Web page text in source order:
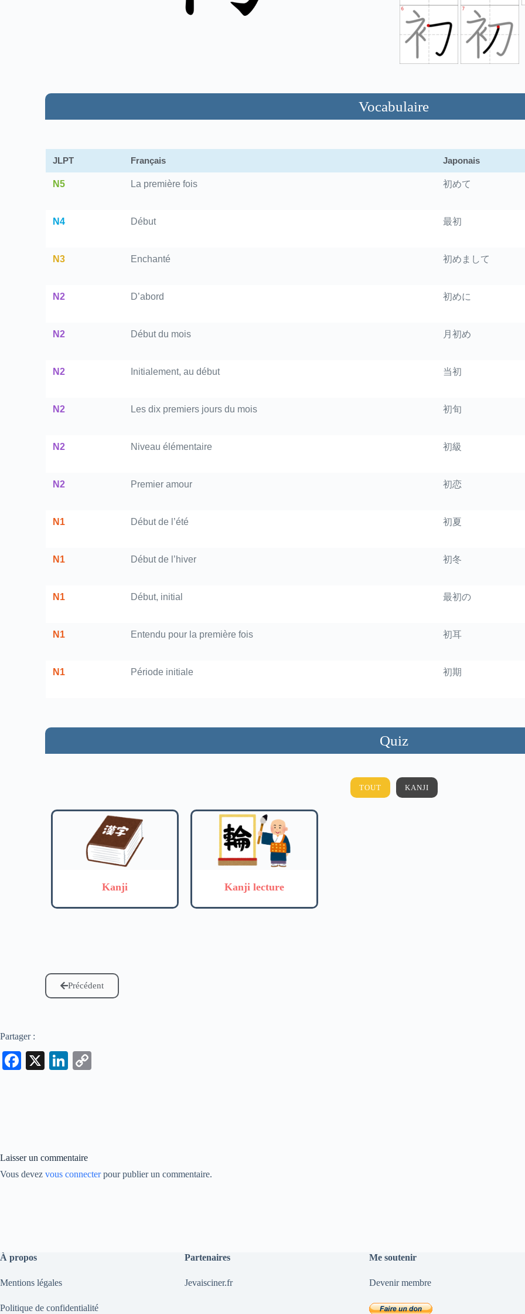
Vocabulaire
JLPT Français Japonais
N5 La première fois 初めて
N4 Début 最初
N3 Enchanté 初めまして
N2 D’abord 初めに
N2 Début du mois 月初め
N2 Initialement, au début 当初
N2 Les dix premiers jours du mois 初旬
N2 Niveau élémentaire 初級
N2 Premier amour 初恋
N1 Début de l’été 初夏
N1 Début de l’hiver 初冬
N1 Début, initial 最初の
N1 Entendu pour la première fois 初耳
N1 Période initiale 初期
Quiz
TOUT KANJI
Kanji Kanji lecture
Précédent
Partager :
Fa
X
Li
Laisser un commentaire
Vous devez vous connecterpour publier un commentaire.
À propos
Mentions légales
Politique de confidentialité
Partenaires
Jevaisciner.fr
Me soutenir
Devenir membre